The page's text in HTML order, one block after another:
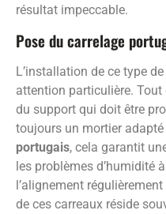
résultat impeccable.
Pose du carrelage
L’installation de ce type
attention particulière.
du support qui doit être
toujours un mortier
portugais, cela garantit
les problèmes d’humidité
l’alignement
de ces carreaux réside